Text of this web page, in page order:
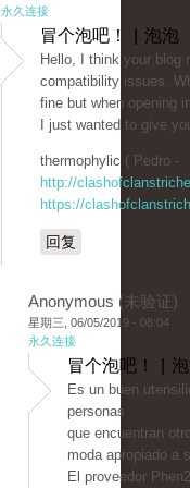
永久连接
冒个泡吧！ | 泡泡
Hello, I think your blog
compatibility issues.
fine but when opening
I just wanted to give
thermophylic ( Pedro -
http://
https://
回复
Anonymous (未验证)
星期三, 06/05/2019 - 08:04
永久连接
冒个泡吧！ |
Es un buen
personas
que encuentran
moda apropiado a
El proveedor